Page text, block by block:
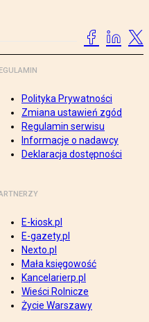
Polityka Prywatności
Zmiana ustawień zgód
Regulamin serwisu
Informacje o nadawcy
Deklaracja dostępności
E-kiosk.pl
E-gazety.pl
Nexto.pl
Mała księgowość
Kancelarierp.pl
Wieści Rolnicze
Życie Warszawy